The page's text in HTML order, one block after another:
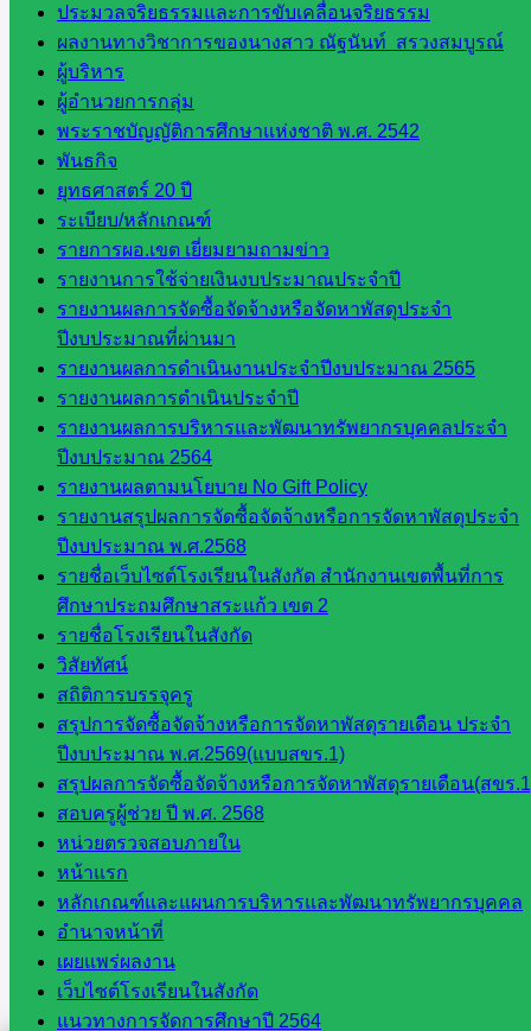
ประมวลจริยธรรมและการขับเคลื่อนจริยธรรม
ผลงานทางวิชาการของนางสาว ณัฐนันท์ สรวงสมบูรณ์
ผู้บริหาร
ผู้อำนวยการกลุ่ม
พระราชบัญญัติการศึกษาแห่งชาติ พ.ศ. 2542
พันธกิจ
ยุทธศาสตร์ 20 ปี
ระเบียบ/หลักเกณฑ์
รายการผอ.เขต เยี่ยมยามถามข่าว
รายงานการใช้จ่ายเงินงบประมาณประจำปี
รายงานผลการจัดซื้อจัดจ้างหรือจัดหาพัสดุประจำ
ปีงบประมาณที่ผ่านมา
รายงานผลการดำเนินงานประจำปีงบประมาณ 2565
รายงานผลการดำเนินประจำปี
รายงานผลการบริหารและพัฒนาทรัพยากรบุคคลประจำ
ปีงบประมาณ 2564
รายงานผลตามนโยบาย No Gift Policy
รายงานสรุปผลการจัดซื้อจัดจ้างหรือการจัดหาพัสดุประจำ
ปีงบประมาณ พ.ศ.2568
รายชื่อเว็บไซต์โรงเรียนในสังกัด สำนักงานเขตพื้นที่การ
ศึกษาประถมศึกษาสระแก้ว เขต 2
รายชื่อโรงเรียนในสังกัด
วิสัยทัศน์
สถิติการบรรจุครู
สรุปการจัดซื้อจัดจ้างหรือการจัดหาพัสดุรายเดือน ประจำ
ปีงบประมาณ พ.ศ.2569(แบบสขร.1)
สรุปผลการจัดซื้อจัดจ้างหรือการจัดหาพัสดุรายเดือน(สขร
สอบครูผู้ช่วย ปี พ.ศ. 2568
หน่วยตรวจสอบภายใน
หน้าแรก
หลักเกณฑ์และแผนการบริหารและพัฒนาทรัพยากรบุคคล
อำนาจหน้าที่
เผยแพร่ผลงาน
เว็บไซต์โรงเรียนในสังกัด
แนวทางการจัดการศึกษาปี 2564
จัดการ
ศึกษา
กลุ่ม
บริหาร
งาน
บุคคล
กลุ่ม
พัฒนาครู
และบุ
คลากรฯ
กลุ่มนิ
เทศ
ติดตาม
และประ
เมินผลฯ
::: ©2021 sakarea2.go.th. All rights reserved. Design By SK2 ICT
TEAM :::
สอบถามได้นะคะ
Line
Tel 037-232263:
Messenger
Facebook